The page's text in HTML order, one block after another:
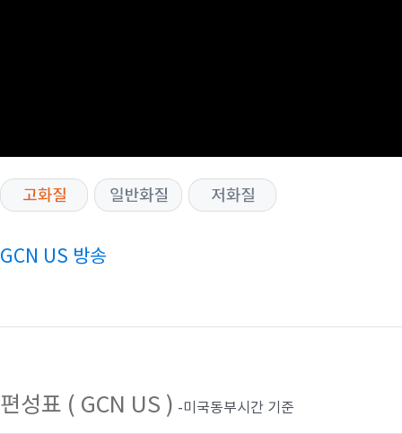
GCN US 방송
편성표 ( GCN US ) -미국동부시간 기준